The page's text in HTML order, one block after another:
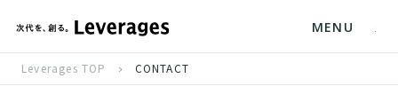
MENU
Leverages TOP CONTACT